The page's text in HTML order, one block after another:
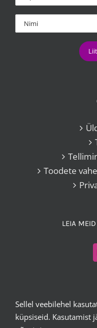
Toodete
LEIA
Sellel veebilehel
küpsiseid. Kasutamist